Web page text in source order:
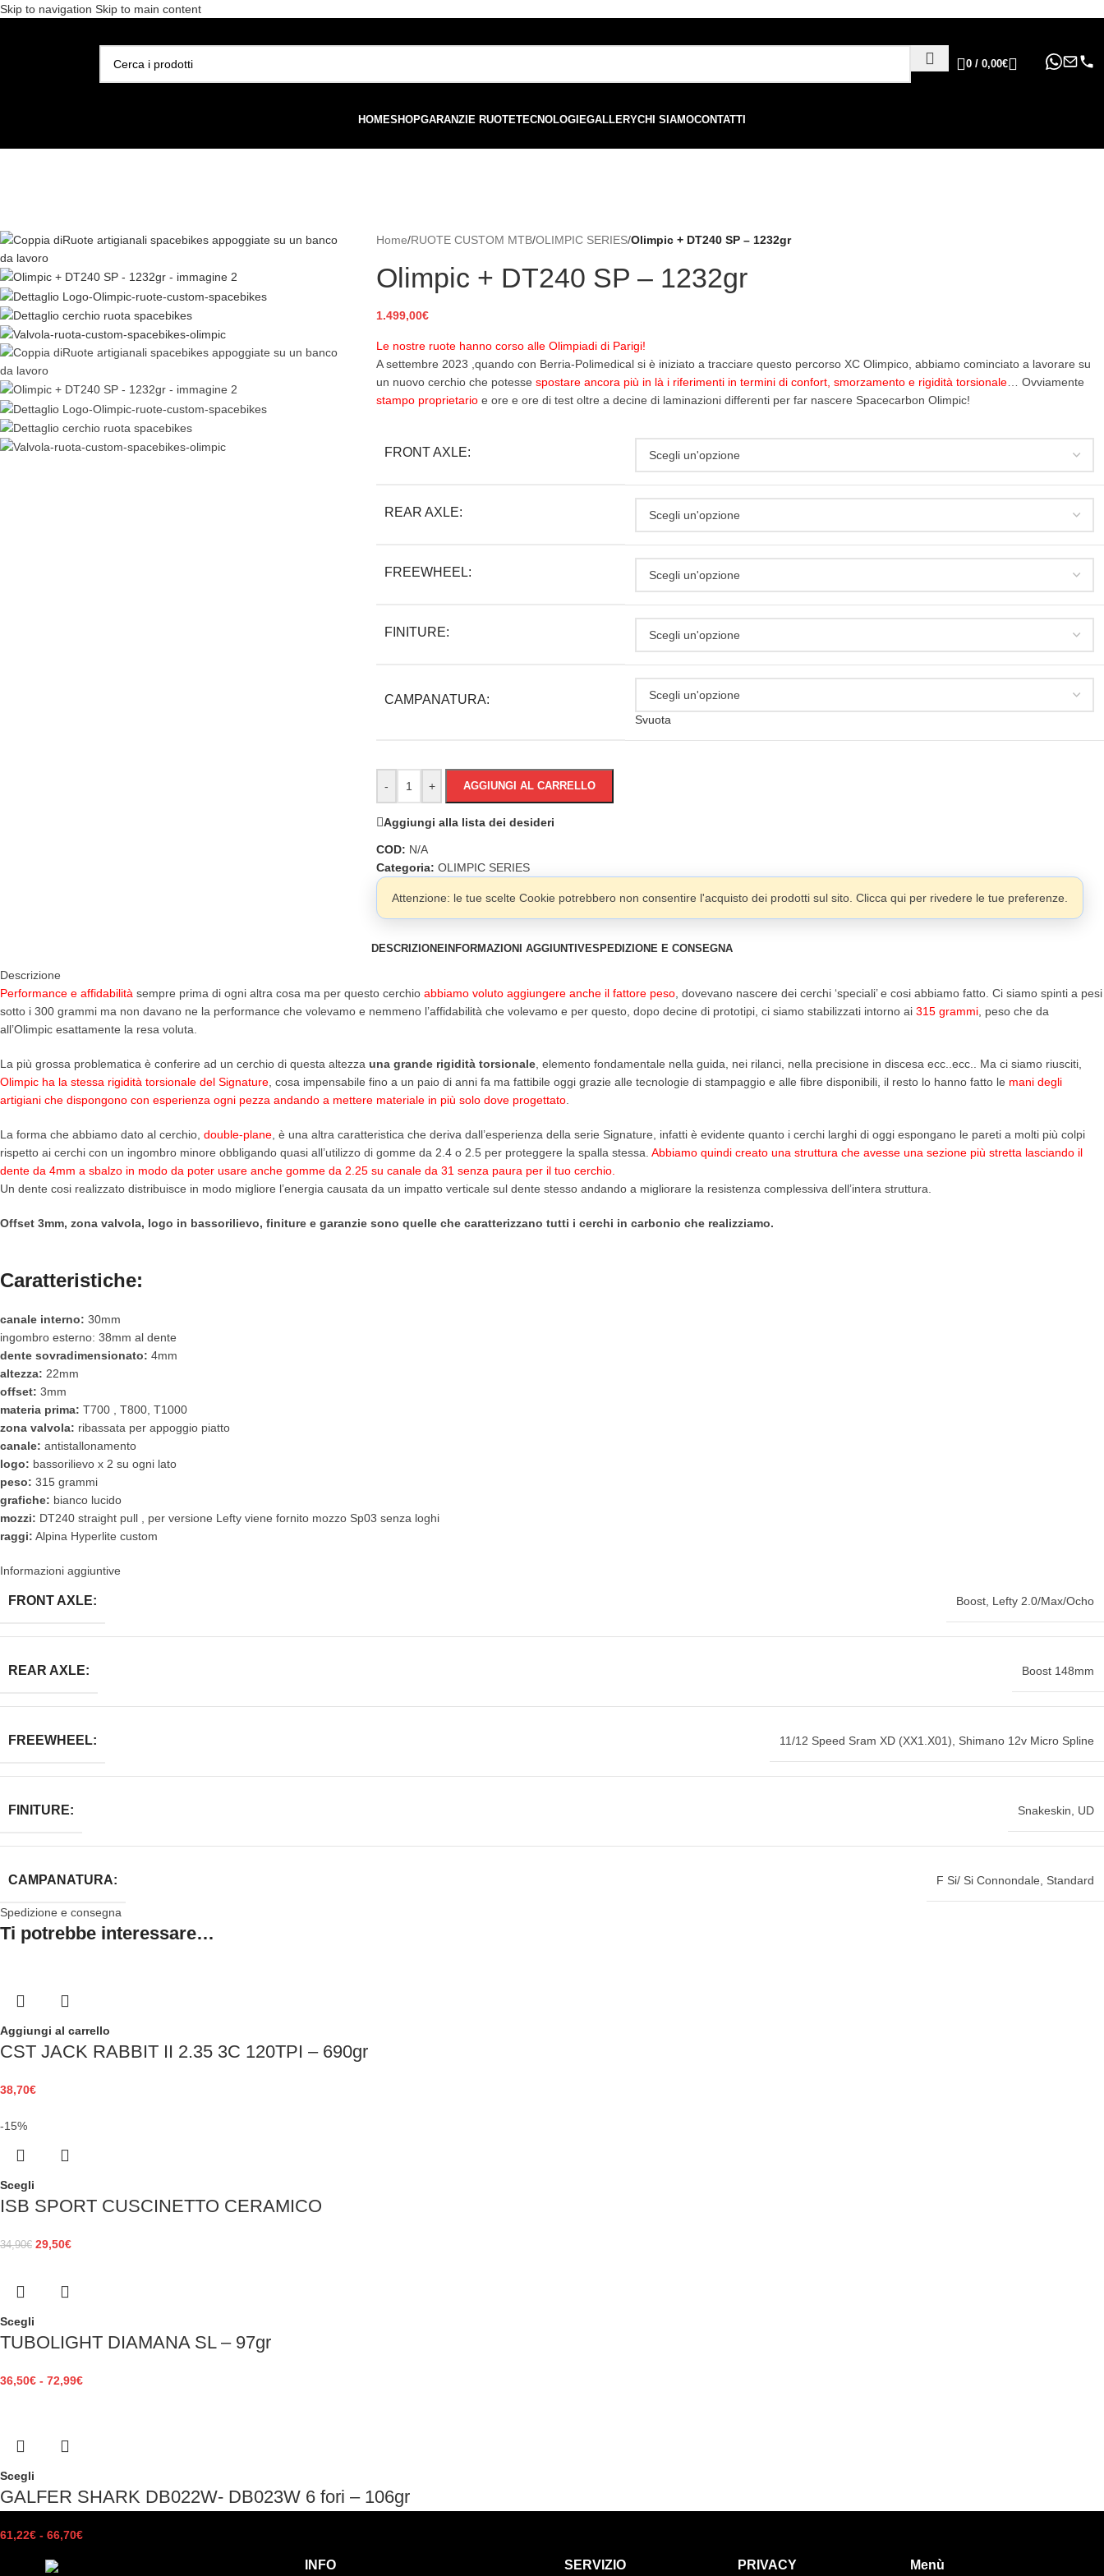
Skip to navigation Skip to main content
0 / 0,00€
HOMESHOPGARANZIE RUOTETECNOLOGIEGALLERYCHI SIAMOCONTATTI
Home/RUOTE CUSTOM MTB/OLIMPIC SERIES/Olimpic + DT240 SP – 1232gr
Olimpic + DT240 SP – 1232gr
1.499,00€
Le nostre ruote hanno corso alle Olimpiadi di Parigi!
A settembre 2023 ,quando con Berria-Polimedical si è iniziato a tracciare questo percorso XC Olimpico, abbiamo cominciato a lavorare su
un nuovo cerchio che potesse spostare ancora più in là i riferimenti in termini di confort, smorzamento e rigidità torsionale … Ovviamente
stampo proprietario e ore e ore di test oltre a decine di laminazioni differenti per far nascere Spacecarbon Olimpic!
FRONT AXLE:
REAR AXLE:
FREEWHEEL:
FINITURE:
CAMPANATURA:
Svuota
- + AGGIUNGI AL CARRELLO
Aggiungi alla lista dei desideri
COD: N/A
Categoria: OLIMPIC SERIES
Attenzione: le tue scelte Cookie potrebbero non consentire l'acquisto dei prodotti sul sito. Clicca qui per rivedere le tue preferenze.
DESCRIZIONE INFORMAZIONI AGGIUNTIVESPEDIZIONE E CONSEGNA
Descrizione
Performance e affidabilità sempre prima di ogni altra cosa ma per questo cerchio abbiamo voluto aggiungere anche il fattore peso , dovevano nascere dei cerchi ‘speciali’ e cosi abbiamo fatto. Ci siamo spinti a pesi
sotto i 300 grammi ma non davano ne la performance che volevamo e nemmeno l’affidabilità che volevamo e per questo, dopo decine di prototipi, ci siamo stabilizzati intorno ai 315 grammi , peso che da
all’Olimpic esattamente la resa voluta.
La più grossa problematica è conferire ad un cerchio di questa altezza una grande rigidità torsionale , elemento fondamentale nella guida, nei rilanci, nella precisione in discesa ecc..ecc.. Ma ci siamo riusciti,
Olimpic ha la stessa rigidità torsionale del Signature , cosa impensabile fino a un paio di anni fa ma fattibile oggi grazie alle tecnologie di stampaggio e alle fibre disponibili, il resto lo hanno fatto le mani degli
artigiani che dispongono con esperienza ogni pezza andando a mettere materiale in più solo dove progettato
La forma che abbiamo dato al cerchio, double-plane , è una altra caratteristica che deriva dall’esperienza della serie Signature, infatti è evidente quanto i cerchi larghi di oggi espongano le pareti a molti più colpi
rispetto ai cerchi con un ingombro minore obbligando quasi all’utilizzo di gomme da 2.4 o 2.5 per proteggere la spalla stessa. Abbiamo quindi creato una struttura che avesse una sezione più stretta lasciando il
dente da 4mm a sbalzo in modo da poter usare anche gomme da 2.25 su canale da 31 senza paura per il tuo cerchio.
Un dente cosi realizzato distribuisce in modo migliore l’energia causata da un impatto verticale sul dente stesso andando a migliorare la resistenza complessiva dell’intera struttura.
Offset 3mm, zona valvola, logo in bassorilievo, finiture e garanzie sono quelle che caratterizzano tutti i cerchi in carbonio che realizziamo.
Caratteristiche:
canale interno: 30mm
ingombro esterno: 38mm al dente
dente sovradimensionato: 4mm
altezza: 22mm
offset: 3mm
materia prima: T700 , T800, T1000
zona valvola: ribassata per appoggio piatto
canale: antistallonamento
logo: bassorilievo x 2 su ogni lato
peso: 315 grammi
grafiche: bianco lucido
mozzi: DT240 straight pull , per versione Lefty viene fornito mozzo Sp03 senza loghi
raggi: Alpina Hyperlite custom
Informazioni aggiuntive
FRONT AXLE: Boost Lefty 2.0/Max/Ocho
REAR AXLE: Boost 148mm
FREEWHEEL: 11/12 Speed Sram XD (XX1.X01) Shimano 12v Micro Spline
FINITURE: Snakeskin UD
CAMPANATURA: F Si/ Si Connondale Standard
Spedizione e consegna
Ti potrebbe interessare…
Aggiungi al carrello
CST JACK RABBIT II 2.35 3C 120TPI – 690gr
38,70€
-15%
Scegli
ISB SPORT CUSCINETTO CERAMICO
34,90€ 29,50€
Scegli
TUBOLIGHT DIAMANA SL – 97gr
36,50€ - 72,99€
Scegli
GALFER SHARK DB022W- DB023W 6 fori – 106gr
61,22€ - 66,70€
INFO SERVIZIO PRIVACY Menù